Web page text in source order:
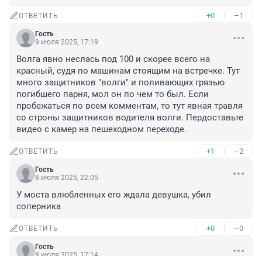
ОТВЕТИТЬ +0 –1
Гость
9 июля 2025, 17:19
Волга явно неслась под 100 и скорее всего на
красный, судя по машинам стоящим на встречке. Тут
много защитников "волги" и поливающих грязью
погибшего парня, мол он по чем то был. Если
пробежаться по всем комментам, то тут явная травля
со строны защитников водителя волги. Пердоставьте
видео с камер на пешеходном переходе.
ОТВЕТИТЬ +1 –2
Гость
8 июля 2025, 22:05
У моста влюбленных его ждала девушка, убил
соперника
ОТВЕТИТЬ +0 –0
Гость